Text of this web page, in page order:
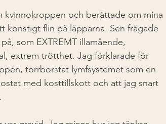
och berättade om mina
konstigt flin på läpparna. Sen frågade
som EXTREMT illamående,
extrem trötthet. Jag förklarade för
torrborstat lymfsystemet som en
med kosttillskott och att jag snart